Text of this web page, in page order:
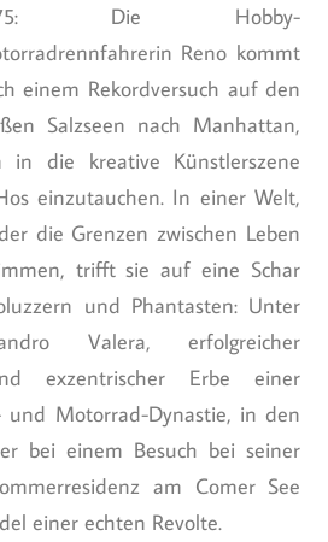
Die Hobby-
Reno kommt
einem Rekordversuch auf den
Salzseen nach Manhattan,
in die kreative Künstlerszene
einzutauchen. In einer Welt,
die Grenzen zwischen Leben
trifft sie auf eine Schar
und Phantasten: Unter
Valera, erfolgreicher
exzentrischer Erbe einer
und Motorrad-Dynastie, in den
bei einem Besuch bei seiner
am Comer See
einer echten Revolte.